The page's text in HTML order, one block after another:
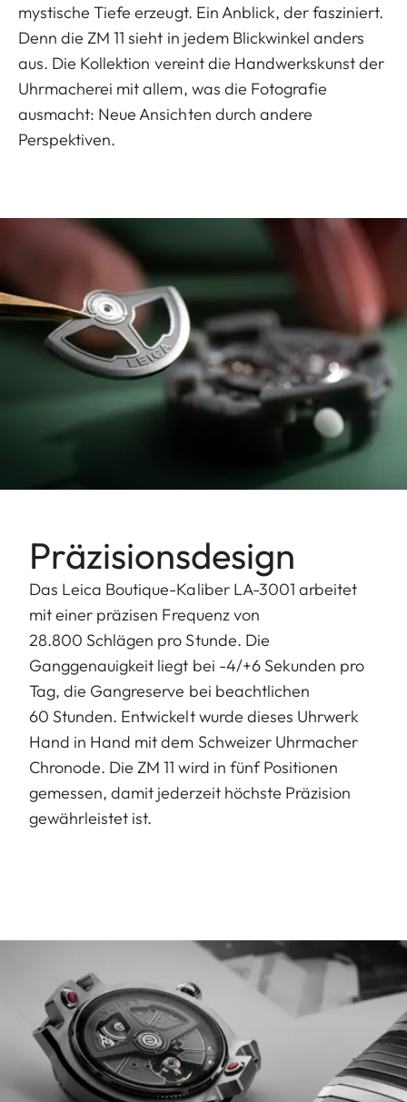
mystische Tiefe erzeugt. Ein Anblick, der fasziniert.
Denn die ZM 11 sieht in jedem Blickwinkel anders
aus. Die Kollektion vereint die Handwerkskunst der
Uhrmacherei mit allem, was die Fotografie
ausmacht: Neue Ansichten durch andere
Perspektiven.
Präzisionsdesign
Das Leica Boutique-Kaliber LA-3001 arbeitet
mit einer präzisen Frequenz von
28.800 Schlägen pro Stunde. Die
Ganggenauigkeit liegt bei -4/+6 Sekunden pro
Tag, die Gangreserve bei beachtlichen
60 Stunden. Entwickelt wurde dieses Uhrwerk
Hand in Hand mit dem Schweizer Uhrmacher
Chronode. Die ZM 11 wird in fünf Positionen
gemessen, damit jederzeit höchste Präzision
gewährleistet ist.